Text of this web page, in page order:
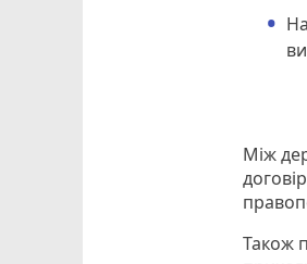
Між
Також